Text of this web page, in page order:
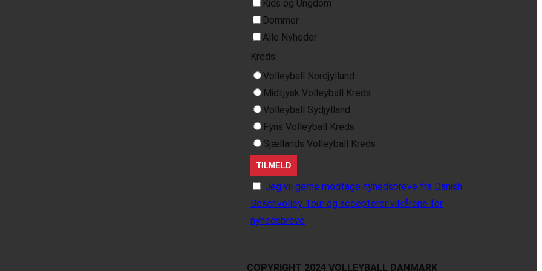
Kids og Ungdom
Dommer
Alle Nyheder
Kreds:
Volleyball Nordjylland
Midtjysk Volleyball Kreds
Volleyball Sydjylland
Fyns Volleyball Kreds
Sjællands Volleyball Kreds
Jeg vil gerne modtage nyhedsbreve fra Danish
Beachvolley Tour og accepterer vilkårene for
nyhedsbreve
COPYRIGHT 2024 VOLLEYBALL DANMARK